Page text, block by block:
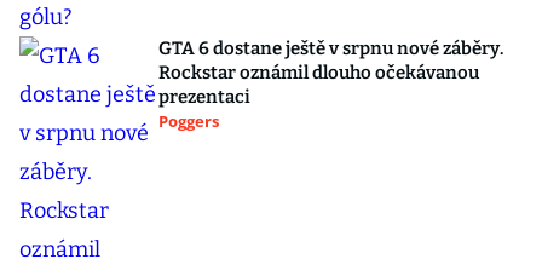
GTA 6 dostane ještě v srpnu nové záběry.
Rockstar oznámil dlouho očekávanou
prezentaci
Poggers